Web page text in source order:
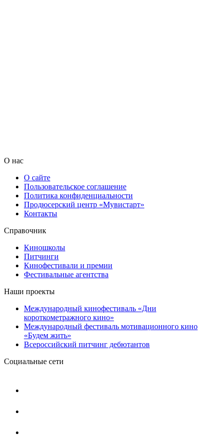
О нас
О сайте
Пользовательское соглашение
Политика конфиденциальности
Продюсерский центр «Мувистарт»
Контакты
Справочник
Киношколы
Питчинги
Кинофестивали и премии
Фестивальные агентства
Наши проекты
Международный кинофестиваль «Дни
короткометражного кино»
Международный фестиваль мотивационного кино
«Будем жить»
Всероссийский питчинг дебютантов
Социальные сети